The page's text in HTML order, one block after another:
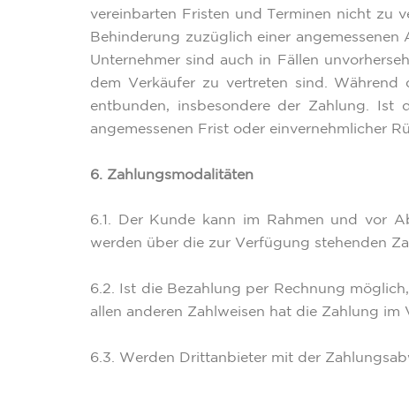
vereinbarten Fristen und Terminen nicht zu
Behinderung zuzüglich einer
Unternehmer sind auch in Fällen
dem Verkäufer zu vertreten sind.
entbunden, insbesondere der Zahlung.
angemessenen Frist oder einvernehmlicher
6. Zahlungsmodalitäten
6.1. Der Kunde kann im Rahmen und vor
werden über die zur Verfügung stehenden
6.2. Ist die Bezahlung per Rechnung
allen anderen Zahlweisen hat die Zahlung
6.3. Werden Drittanbieter mit der